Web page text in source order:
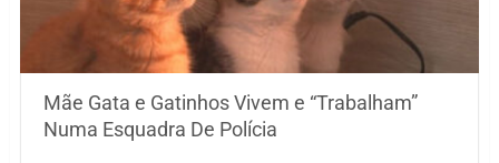
Mãe Gata e Gatinhos Vivem e “Trabalham”
Numa Esquadra De Polícia